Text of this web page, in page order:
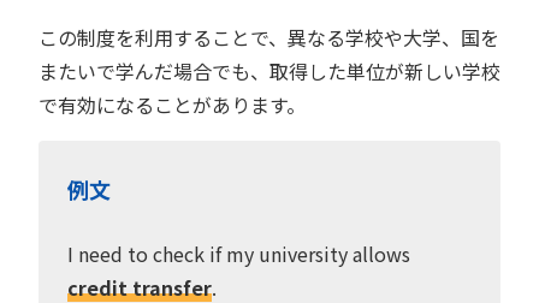
この制度を利用することで、異なる学校や大学、国を
またいで学んだ場合でも、取得した単位が新しい学校
で有効になることがあります。
例文
I need to check if my university allows
credit transfer.